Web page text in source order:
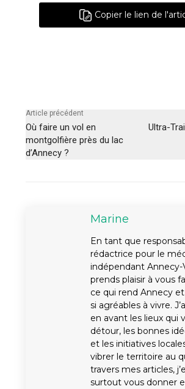
Copier le lien de
Article précédent
Où faire un vol en
montgolfière près du lac
d’Annecy ?
Ultra-
Marine
En tant que
rédactrice pour le
indépendant Annecy-
prends plaisir à vous
ce qui rend Annecy
si agréables à vivre.
en avant les lieux qui
détour, les bonnes
et les initiatives
vibrer le territoire au
travers mes articles,
surtout vous donner